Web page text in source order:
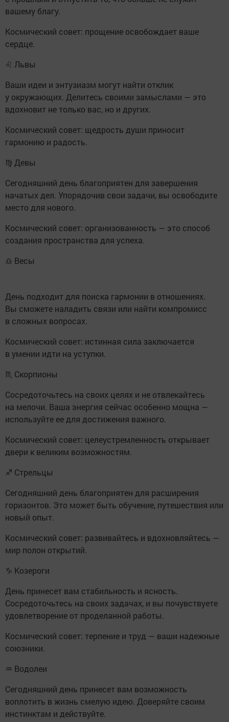
вашему благу.
Космический совет: прощение освобождает ваше
сердце.
♌ Львы
Ваши идеи и энтузиазм могут найти отклик
у окружающих. Делитесь своими замыслами — это
вдохновит не только вас, но и других.
Космический совет: щедрость души приносит
гармонию и радость.
♍ Девы
Сегодняшний день благоприятен для завершения
начатых дел. Упорядочив свои задачи, вы освободите
место для нового.
Космический совет: организованность — это способ
создания пространства для успеха.
♎ Весы
День подходит для поиска гармонии в отношениях.
Вы сможете наладить связи или найти компромисс
в сложных вопросах.
Космический совет: истинная сила заключается
в умении идти на уступки.
♏ Скорпионы
Сосредоточьтесь на своих целях и не отвлекайтесь
на мелочи. Ваша энергия сейчас особенно мощна —
используйте ее для достижения важного.
Космический совет: целеустремленность открывает
двери к великим возможностям.
♐ Стрельцы
Сегодняшний день благоприятен для расширения
горизонтов. Это может быть обучение, путешествия или
новый опыт.
Космический совет: развивайтесь и вдохновляйтесь —
мир полон открытий.
♑ Козероги
День принесет вам стабильность и ясность.
Сосредоточьтесь на своих задачах, и вы почувствуете
удовлетворение от проделанной работы.
Космический совет: терпение и труд — ваши надежные
союзники.
♒ Водолеи
Сегодняшний день принесет вам возможность
воплотить в жизнь смелую идею. Доверяйте своим
инстинктам и действуйте.